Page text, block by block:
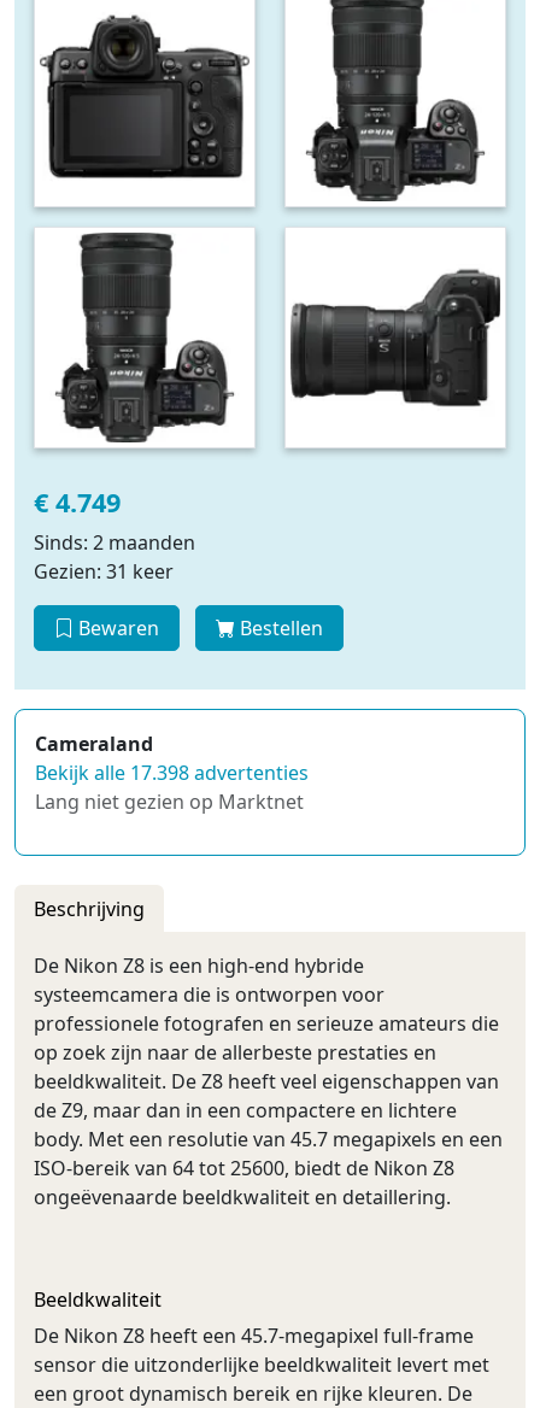
€ 4.749
Sinds: 2 maanden
Gezien: 31 keer
Bewaren Bestellen
Cameraland
Bekijk alle 17.398 advertenties
Lang niet gezien op Marktnet
Beschrijving
De Nikon Z8 is een high-end hybride
systeemcamera die is ontworpen voor
professionele fotografen en serieuze amateurs die
op zoek zijn naar de allerbeste prestaties en
beeldkwaliteit. De Z8 heeft veel eigenschappen van
de Z9, maar dan in een compactere en lichtere
body. Met een resolutie van 45.7 megapixels en een
ISO-bereik van 64 tot 25600, biedt de Nikon Z8
ongeëvenaarde beeldkwaliteit en detaillering.
Beeldkwaliteit
De Nikon Z8 heeft een 45.7-megapixel full-frame
sensor die uitzonderlijke beeldkwaliteit levert met
een groot dynamisch bereik en rijke kleuren. De